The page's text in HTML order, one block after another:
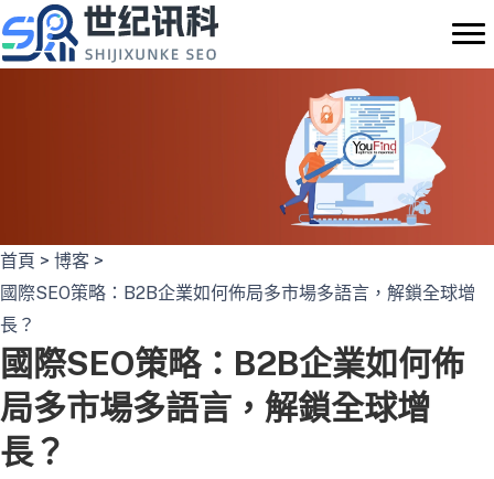
to
content
首頁 > 博客 >
國際SEO策略：B2B企業如何佈局多市場多語言，解鎖全球增
長？
國際SEO策略：B2B企業如何佈
局多市場多語言，解鎖全球增
長？